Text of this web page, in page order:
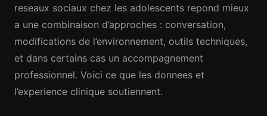
reseaux sociaux chez les adolescents repond mieux
a une combinaison d’approches : conversation,
modifications de l’environnement, outils techniques,
et dans certains cas un accompagnement
professionnel. Voici ce que les donnees et
l’experience clinique soutiennent.